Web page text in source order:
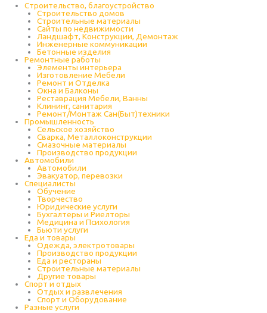
Строительство, благоустройство
Строительство домов
Строительные материалы
Сайты по недвижимости
Ландшафт, Конструкции, Демонтаж
Инженерные коммуникации
Бетонные изделия
Ремонтные работы
Элементы интерьера
Изготовление Мебели
Ремонт и Отделка
Окна и Балконы
Реставрация Мебели, Ванны
Клининг, санитария
Ремонт/Монтаж Сан(Быт)техники
Промышленность
Cельское хозяйство
Сварка, Металлоконструкции
Cмазочные материалы
Производство продукции
Автомобили
Автомобили
Эвакуатор, перевозки
Специалисты
Обучение
Творчество
Юридические услуги
Бухгалтеры и Риелторы
Медицина и Психология
Бьюти услуги
Еда и товары
Одежда, электротовары
Производство продукции
Еда и рестораны
Строительные материалы
Другие товары
Спорт и отдых
Отдых и развлечения
Спорт и Оборудование
Разные услуги